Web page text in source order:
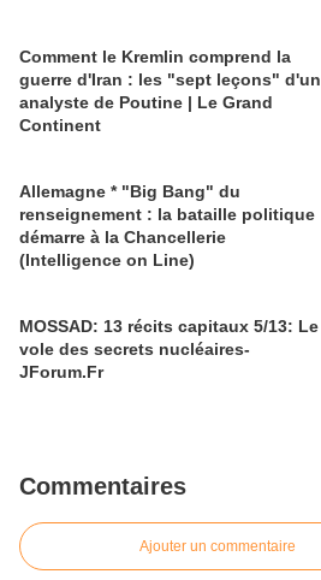
Comment le Kremlin comprend la
guerre d'Iran : les "sept leçons" d'un
analyste de Poutine | Le Grand
Continent
Allemagne * "Big Bang" du
renseignement : la bataille politique
démarre à la Chancellerie
(Intelligence on Line)
MOSSAD: 13 récits capitaux 5/13: Le
vole des secrets nucléaires-
JForum.Fr
Commentaires
Ajouter un commentaire